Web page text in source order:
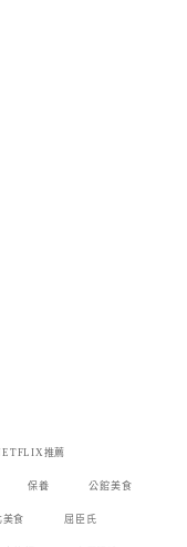
推薦
保養 公館美食
美食 屈臣氏